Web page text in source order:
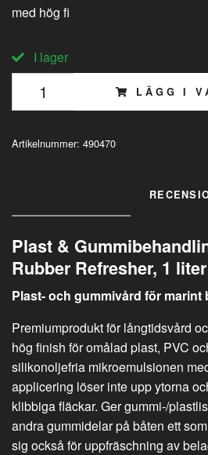
med hög fi
I lager
LÄGG I
Artikelnummer: 490470
Plast &
Rubber Refresher, 1 liter
Plast- och gummivård för marint
Premiumprodukt för långtidsvård
hög finish för omålad plast, PVC
silikonoljefria mikroemulsionen
applicering löser inte upp ytorna
klibbiga fläckar. Ger gummi-/
andra gummidelar på båten ett
sig också för uppfräschning av